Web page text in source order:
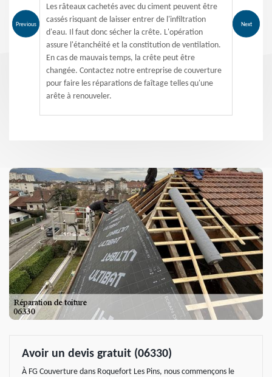
Previous
Les râteaux cachetés avec du ciment peuvent être
cassés risquant de laisser entrer de l'infiltration
d'eau. Il faut donc sécher la crête. L'opération
assure l'étanchéité et la constitution de ventilation.
En cas de mauvais temps, la crête peut être
changée. Contactez notre entreprise de couverture
pour faire les réparations de faîtage telles qu'une
arête à renouveler.
Next
Avoir un devis gratuit (06330)
À FG Couverture dans Roquefort Les Pins, nous commençons le